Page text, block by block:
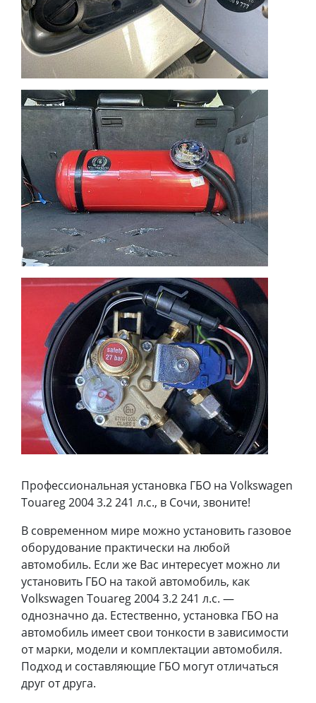
Профессиональная установка ГБО на Volkswagen
Touareg 2004 3.2 241 л.с., в Сочи, звоните!
В современном мире можно установить газовое
оборудование практически на любой
автомобиль. Если же Вас интересует можно ли
установить ГБО на такой автомобиль, как
Volkswagen Touareg 2004 3.2 241 л.с. —
однозначно да. Естественно, установка ГБО на
автомобиль имеет свои тонкости в зависимости
от марки, модели и комплектации автомобиля.
Подход и составляющие ГБО могут отличаться
друг от друга.